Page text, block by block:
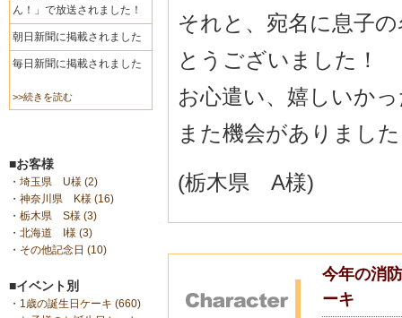
ん！」で放送されました！
朝日新聞に掲載されました
毎日新聞に掲載されました
>>続きを読む
■お客様
・ 埼玉県 U様 (2)
・ 神奈川県 K様 (16)
・ 栃木県 S様 (3)
・ 北海道 I様 (3)
・ その他記念日 (10)
■イベント別
・ 1歳の誕生日ケーキ (660)
それと、宛名に息子
とうございました！
お心遣い、嬉しいか
また機会がありまし
(栃木県 A様)
今年の消
ーキ